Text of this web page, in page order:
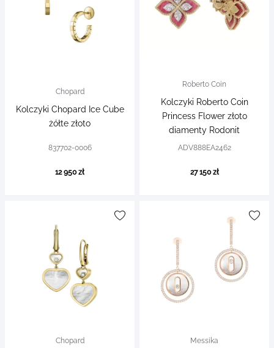
Chopard
Kolczyki Chopard Ice Cube
żółte złoto
837702-0006
12 950 zł
Roberto Coin
Kolczyki Roberto Coin
Princess Flower złoto
diamenty Rodonit
ADV888EA2462
27 150 zł
Chopard Messika